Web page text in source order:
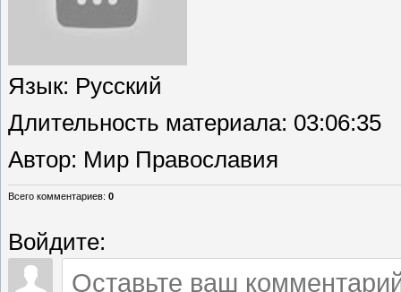
Язык: Русский
Длительность материала: 03:06:35
Автор: Мир Православия
Всего комментариев: 0
Войдите: